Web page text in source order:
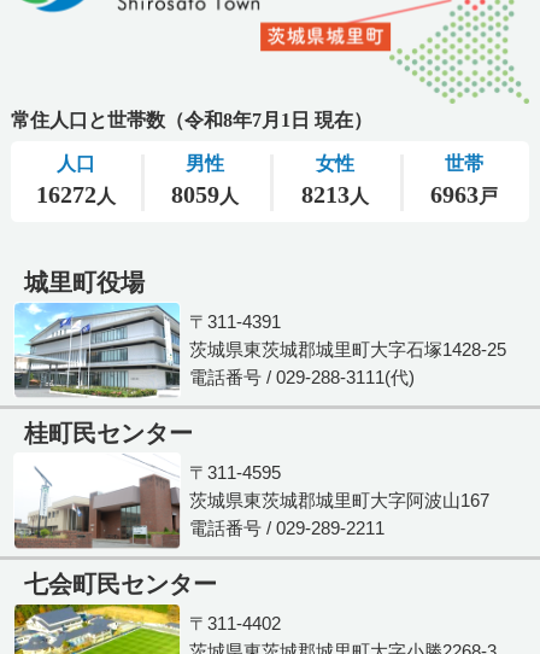
城里町役場
〒311-4391
茨城県東茨城郡城里町大字石塚1428-25
電話番号 / 029-288-3111(代)
桂町民センター
〒311-4595
茨城県東茨城郡城里町大字阿波山167
電話番号 / 029-289-2211
七会町民センター
〒311-4402